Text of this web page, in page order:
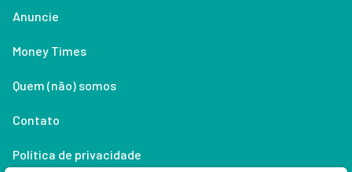
Anuncie
Money Times
Quem (não) somos
Contato
Política de privacidade